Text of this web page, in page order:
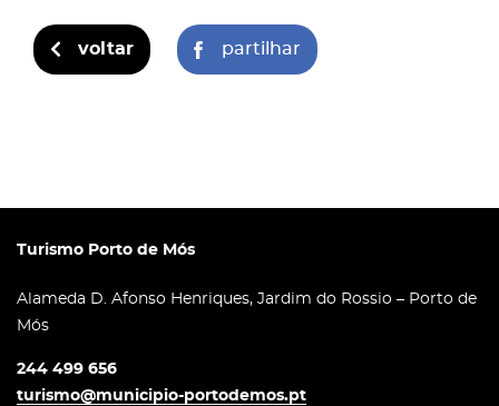
voltar partilhar
Turismo Porto de Mós
Alameda D. Afonso Henriques, Jardim do Rossio – Porto de
Mós
244 499 656
turismo@municipio-portodemos.pt